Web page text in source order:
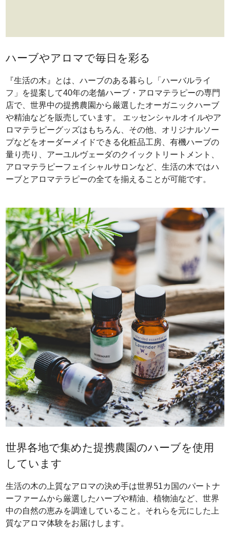
ハーブやアロマで毎日を彩る
『生活の木』とは、ハーブのある暮らし「ハーバルライ
フ」を提案して40年の老舗ハーブ・アロマテラピーの専門
店で、世界中の提携農園から厳選したオーガニックハーブ
や精油などを販売しています。 エッセンシャルオイルやア
ロマテラピーグッズはもちろん、その他、オリジナルソー
プなどをオーダーメイドできる化粧品工房、有機ハーブの
量り売り、アーユルヴェーダのクイックトリートメント、
アロマテラピーフェイシャルサロンなど、生活の木ではハ
ーブとアロマテラピーの全てを揃えることが可能です。
世界各地で集めた提携農園のハーブを使用
しています
生活の木の上質なアロマの決め手は世界51カ国のパートナ
ーファームから厳選したハーブや精油、植物油など、世界
中の自然の恵みを調達していること。それらを元にした上
質なアロマ体験をお届けします。